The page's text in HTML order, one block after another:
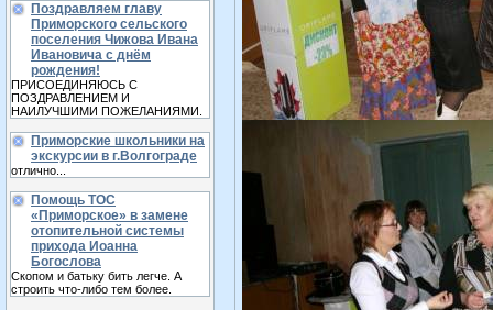
Поздравляем главу
Приморского сельского
поселения Чижова Ивана
Ивановича с днём
рождения!
ПРИСОЕДИНЯЮСЬ С
ПОЗДРАВЛЕНИЕМ И
НАИЛУЧШИМИ ПОЖЕЛАНИЯМИ.
Приморские школьники на
экскурсии в г.Волгограде
отлично...
Помощь ТОС
«Приморское» в замене
отопительной системы
прихода Иоанна
Богослова
Скопом и батьку бить легче. А
строить что-либо тем более.